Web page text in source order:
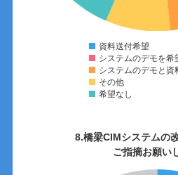
資料送付希望
システムのデモを希
システムのデモと資
その他
希望なし
8.橋梁CIMシステムの
ご指摘お願い